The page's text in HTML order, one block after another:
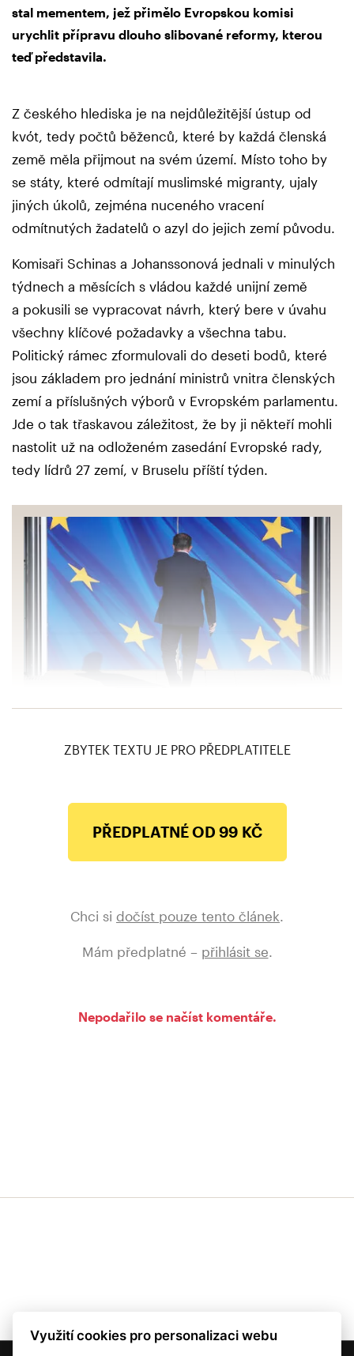
stal mementem, jež přimělo Evropskou komisi
urychlit přípravu dlouho slibované reformy, kterou
teď představila.
Z českého hlediska je na nejdůležitější ústup od
kvót, tedy počtů běženců, které by každá členská
země měla přijmout na svém území. Místo toho by
se státy, které odmítají muslimské migranty, ujaly
jiných úkolů, zejména nuceného vracení
odmítnutých žadatelů o azyl do jejich zemí původu.
Komisaři Schinas a Johanssonová jednali v minulých
týdnech a měsících s vládou každé unijní země
a pokusili se vypracovat návrh, který bere v úvahu
všechny klíčové požadavky a všechna tabu.
Politický rámec zformulovali do deseti bodů, které
jsou základem pro jednání ministrů vnitra členských
zemí a příslušných výborů v Evropském parlamentu.
Jde o tak třaskavou záležitost, že by ji někteří mohli
nastolit už na odloženém zasedání Evropské rady,
tedy lídrů 27 zemí, v Bruselu příští týden.
Řešení ožehavých témat se odkládá. Plány
ZBYTEK TEXTU JE PRO PŘEDPLATITELE
PŘEDPLATNÉ OD 99 KČ
Chci si dočíst pouze tento článek
Mám předplatné – přihlásit se
Nepodařilo se načíst komentáře.
Využití cookies pro personalizaci webu